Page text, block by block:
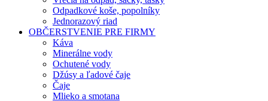
Odpadkové koše, popolníky
Jednorazový riad
OBČERSTVENIE PRE FIRMY
Káva
Minerálne vody
Ochutené vody
Džúsy a ľadové čaje
Čaje
Mlieko a smotana